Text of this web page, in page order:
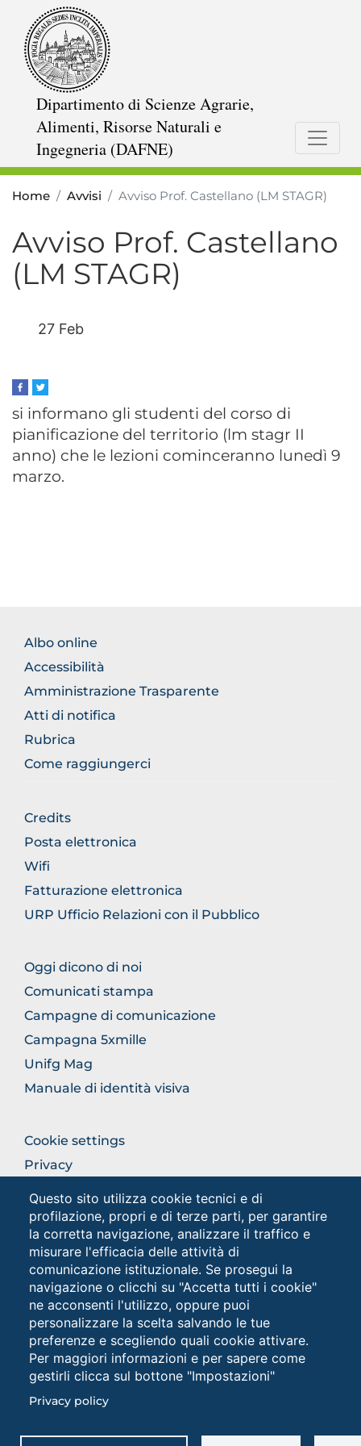
Dipartimento di Scienze Agrarie,
Alimenti, Risorse Naturali e
Ingegneria (DAFNE)
Home Avvisi Avviso Prof. Castellano (LM STAGR)
Avviso Prof. Castellano
(LM STAGR)
Questo sito utilizza cookie tecnici e di
profilazione, propri e di terze parti, per garantire
la corretta navigazione, analizzare il traffico e
misurare l'efficacia delle attività di
comunicazione istituzionale. Se prosegui la
navigazione o clicchi su "Accetta tutti i cookie"
ne acconsenti l'utilizzo, oppure puoi
personalizzare la scelta salvando le tue
preferenze e scegliendo quali cookie attivare.
Per maggiori informazioni e per sapere come
gestirli clicca sul bottone "Impostazioni"
Privacy policy
27 Feb
si informano gli studenti del corso di
pianificazione del territorio (lm stagr II
anno) che le lezioni cominceranno lunedì 9
marzo.
FOOTER
NORMATIVA
Albo online
Accessibilità
Amministrazione Trasparente
Atti di notifica
Rubrica
Come raggiungerci
FOOTER
GENERICO
Credits
Posta elettronica
Wifi
Fatturazione elettronica
URP Ufficio Relazioni con il Pubblico
FOOTER
COMUNICAZIONE
Oggi dicono di noi
Comunicati stampa
Campagne di comunicazione
Campagna 5xmille
Unifg Mag
Manuale di identità visiva
FOOTER
COLONNA
DESTRA
Cookie settings
Privacy
Social
Università degli Studi di Foggia • Via A.Gramsci 89/91 •